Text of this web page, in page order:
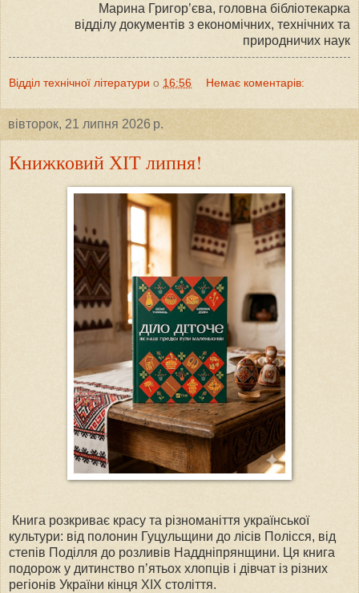
Марина Григор’єва, головна бібліотекарка
відділу документів з економічних, технічних та
природничих наук
Відділ технічної літератури о 16:56 Немає коментарів:
вівторок, 21 липня 2026 р.
Книжковий ХІТ липня!
Книга розкриває красу та різноманіття української
культури: від полонин Гуцульщини до лісів Полісся, від
степів Поділля до розливів Наддніпрянщини. Ця книга
подорож у дитинство п’ятьох хлопців і дівчат із різних
регіонів України кінця ХІХ століття.